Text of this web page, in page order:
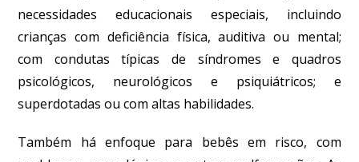
necessidades educacionais especiais, incluindo
crianças com deficiência física, auditiva ou mental;
com condutas típicas de síndromes e quadros
psicológicos, neurológicos e psiquiátricos; e
superdotadas ou com altas habilidades.
Também há enfoque para bebês em risco, com